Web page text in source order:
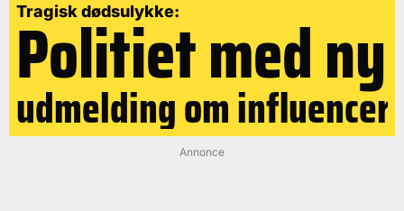
Tragisk dødsulykke:
Politiet med ny
udmelding om influencer
Annonce